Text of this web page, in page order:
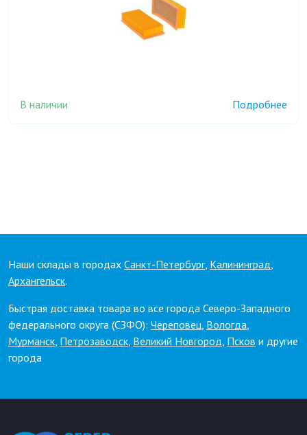
В наличии Подробнее
Наши склады в городах Санкт-Петербург, Калининград,
Архангельск.
Быстрая доставка товара во все города Северо-Западного
федерального округа (СЗФО): Череповец, Вологда,
Мурманск, Петрозаводск, Великий Новгород, Псков и другие
города